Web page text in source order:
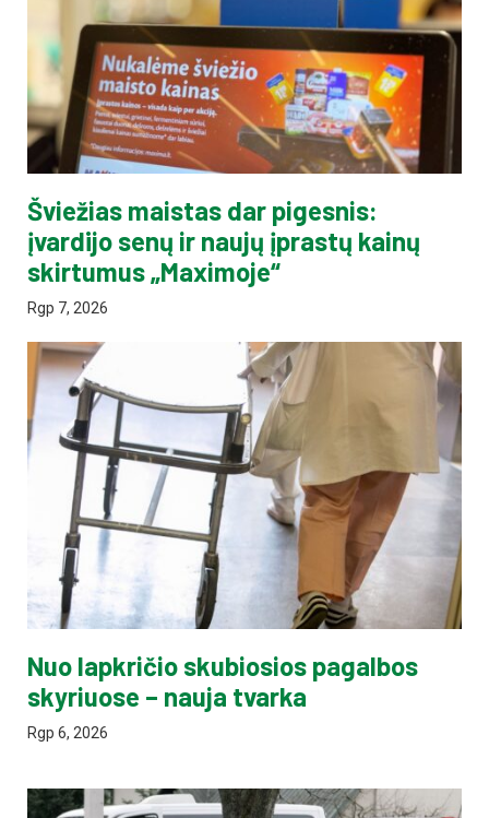
Šviežias maistas dar pigesnis:
įvardijo senų ir naujų įprastų kainų
skirtumus „Maximoje“
Rgp 7, 2026
Nuo lapkričio skubiosios pagalbos
skyriuose – nauja tvarka
Rgp 6, 2026